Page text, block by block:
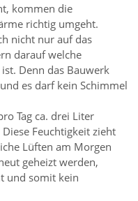
kommen die
richtig umgeht.
nicht nur auf das
darauf welche
Denn das Bauwerk
es darf kein Schimmel
Tag ca. drei Liter
Feuchtigkeit zieht
Lüften am Morgen
geheizt werden,
und somit kein